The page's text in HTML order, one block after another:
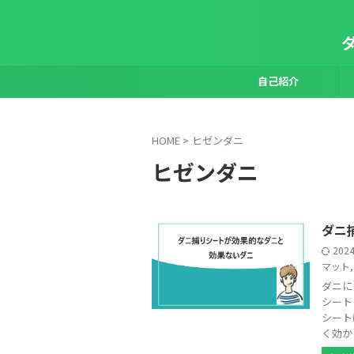
自己紹介
HOME > ヒゼンダニ
ヒゼンダニ
ダニ
マット
ダニ
シー
シー
く効